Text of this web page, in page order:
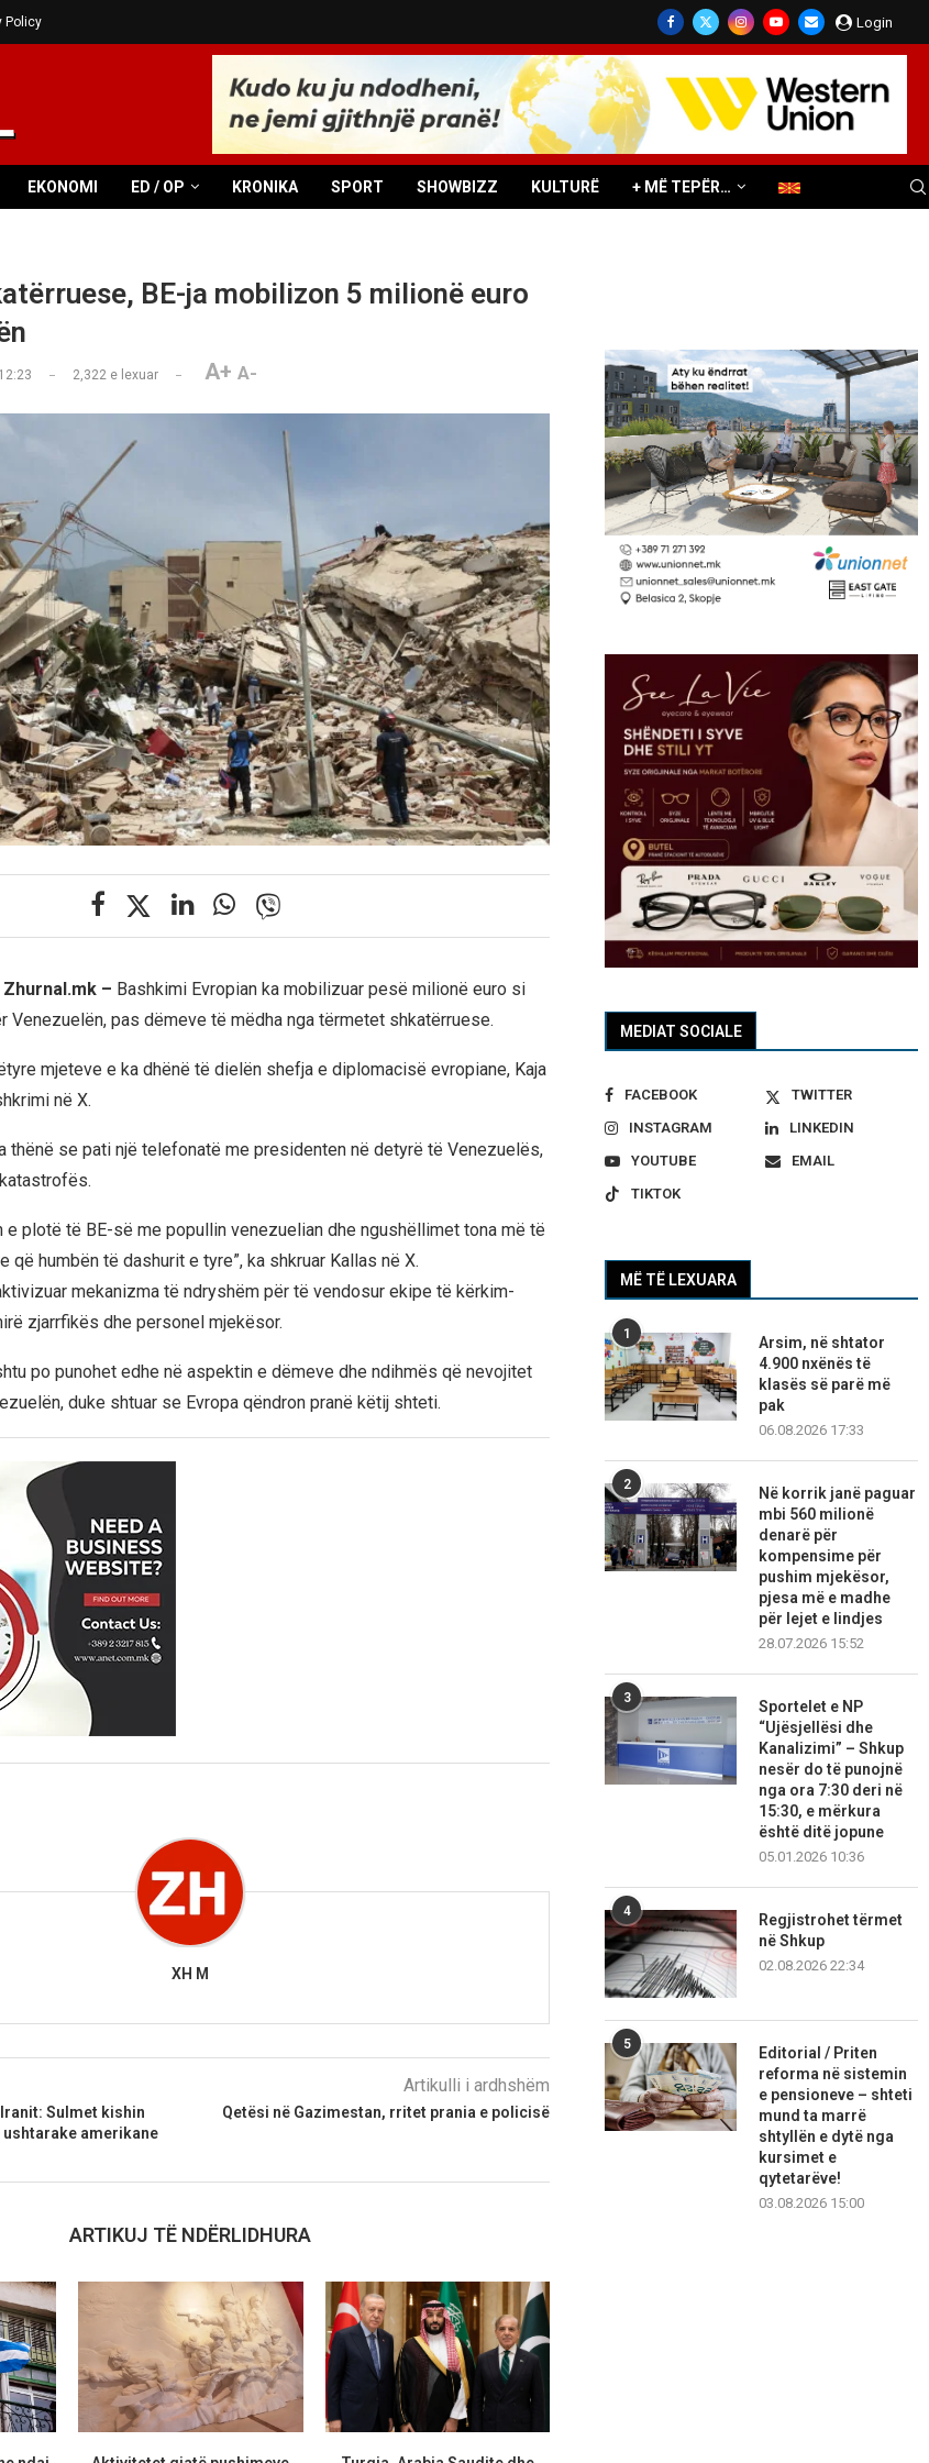
Policy Login
EKONOMI ED / OP KRONIKA SPORT SHOWBIZZ KULTURË + MË TEPËR…
BE-ja mobilizon 5 milionë euro
2,322e lexuar A+ A-
– Bashkimi Evropian ka mobilizuar pesë milionë euro si
Venezuelën, pas dëmeve të mëdha nga tërmetet shkatërruese.
mjeteve e ka dhënë të dielën shefja e diplomacisë evropiane, Kaja
në X.
thënë se pati një telefonatë me presidenten në detyrë të Venezuelës,
e plotë të BE-së me popullin venezuelian dhe ngushëllimet tona më të
që humbën të dashurit e tyre”, ka shkruar Kallas në X.
mekanizma të ndryshëm për të vendosur ekipe të kërkim-
zjarrfikës dhe personel mjekësor.
po punohet edhe në aspektin e dëmeve dhe ndihmës që nevojitet
duke shtuar se Evropa qëndron pranë këtij shteti.
XH M
Sulmet kishin
amerikane
Artikulli i ardhshëm
Qetësi në Gazimestan, rritet prania e policisë
ARTIKUJ TË NDËRLIDHURA
MEDIAT SOCIALE
FACEBOOK
TWITTER
INSTAGRAM
LINKEDIN
YOUTUBE
EMAIL
TIKTOK
MË TË LEXUARA
1
Arsim, në shtator
4.900 nxënës të
klasës së parë më
pak
06.08.2026 17:33
2
Në korrik janë paguar
mbi 560 milionë
denarë për
kompensime për
pushim mjekësor,
pjesa më e madhe
për lejet e lindjes
28.07.2026 15:52
3
Sportelet e NP
“Ujësjellësi dhe
Kanalizimi” – Shkup
nesër do të punojnë
nga ora 7:30 deri në
15:30, e mërkura
është ditë jopune
05.01.2026 10:36
4
Regjistrohet tërmet
në Shkup
02.08.2026 22:34
5
Editorial / Priten
reforma në sistemin
e pensioneve – shteti
mund ta marrë
shtyllën e dytë nga
kursimet e
qytetarëve!
03.08.2026 15:00